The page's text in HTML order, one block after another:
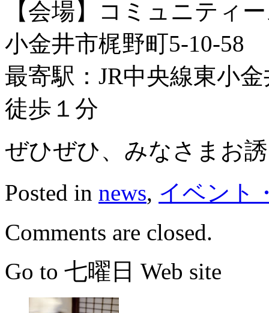
【会場】コミュニティ
小金井市梶野町5-10-58
最寄駅：JR中央線東小
徒歩１分
ぜひぜひ、みなさまお
Posted in news, イベント
Comments are closed.
Go to 七曜日 Web site